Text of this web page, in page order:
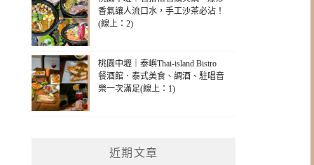
香氣讓人流口水，手工沙茶必沾！
(線上：2)
桃園中壢｜泰嶼Thai-island Bistro
餐酒館．泰式美食、調酒、駐唱音
樂一次滿足(線上：1)
近期文章